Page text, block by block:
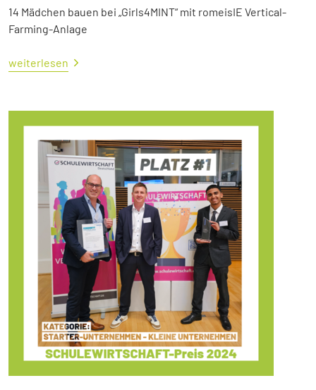
14 Mädchen bauen bei „Girls4MINT“ mit romeisIE Vertical-
Farming-Anlage
weiterlesen